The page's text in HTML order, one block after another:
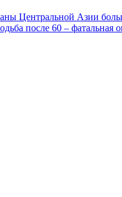
Центральной Азии
после 60 – фатальная